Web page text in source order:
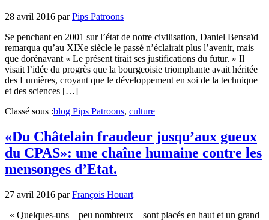
28 avril 2016 parPips Patroons
Se penchant en 2001 sur l’état de notre civilisation, Daniel Bensaïd
remarqua qu’au XIXe siècle le passé n’éclairait plus l’avenir, mais
que dorénavant « Le présent tirait ses justifications du futur. » Il
visait l’idée du progrès que la bourgeoisie triomphante avait héritée
des Lumières, croyant que le développement en soi de la technique
et des sciences […]
Classé sous :blog Pips Patroons, culture
«Du Châtelain fraudeur jusqu’aux gueux
du CPAS»: une chaîne humaine contre les
mensonges d’Etat.
27 avril 2016 parFrançois Houart
« Quelques-uns – peu nombreux – sont placés en haut et un grand